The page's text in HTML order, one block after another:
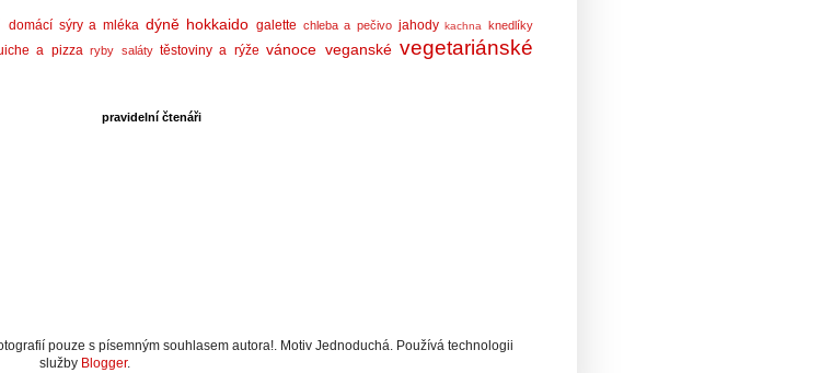
domácí sýry a mléka dýně hokkaido galette chleba a pečivo jahody kachna knedlíky
a pizza ryby saláty těstoviny a rýže vánoce veganské vegetariánské
pravidelní čtenáři
pouze s písemným souhlasem autora!. Motiv Jednoduchá. Používá technologii
služby Blogger.